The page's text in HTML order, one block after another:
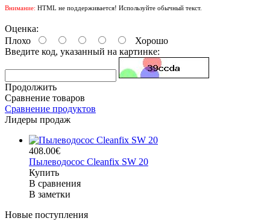
Внимание: HTML не поддерживается! Используйте обычный текст.
Оценка:
Плохо
Хорошо
Введите код, указанный на картинке:
Продолжить
Сравнение товаров
Сравнение продуктов
Лидеры продаж
408.00€
Пылеводосос Cleanfix SW 20
Купить
В сравнения
В заметки
Новые поступления